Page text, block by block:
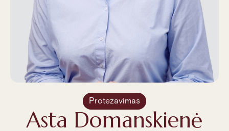
Protezavimas
Asta Domanskienė